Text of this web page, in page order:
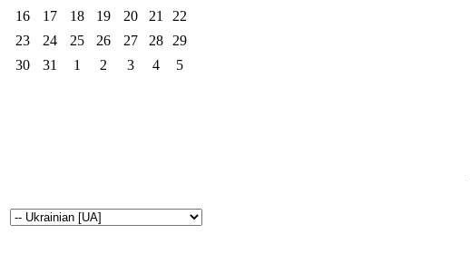
16
17 18 19 20 21
22
23
24 25 26 27 28
29
30
31 1 2 3 4 5